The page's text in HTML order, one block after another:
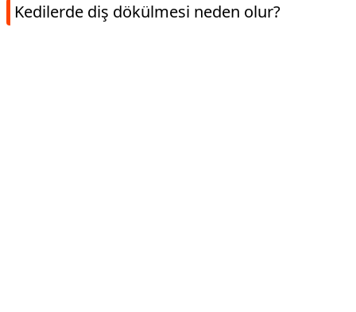
Kedilerde diş dökülmesi neden olur?